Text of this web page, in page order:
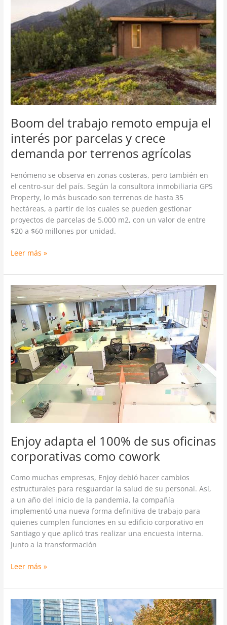
Boom del trabajo remoto empuja el
interés por parcelas y crece
demanda por terrenos agrícolas
Fenómeno se observa en zonas costeras, pero también en
el centro-sur del país. Según la consultora inmobiliaria GPS
Property, lo más buscado son terrenos de hasta 35
hectáreas, a partir de los cuales se pueden gestionar
proyectos de parcelas de 5.000 m2, con un valor de entre
$20 a $60 millones por unidad.
empuja
el
interés
por
parcelas
y
crece
demanda
por
terrenos
agrícolas
Leer más »
Enjoy adapta el 100% de sus oficinas
corporativas como cowork
Como muchas empresas, Enjoy debió hacer cambios
estructurales para resguardar la salud de su personal. Así,
a un año del inicio de la pandemia, la compañía
implementó una nueva forma definitiva de trabajo para
quienes cumplen funciones en su edificio corporativo en
Santiago y que aplicó tras realizar una encuesta interna.
Junto a la transformación
Enjoy
adapta
el
100%
de
sus
oficinas
corporativas
como
cowork
Leer más »
Tavelli
deja